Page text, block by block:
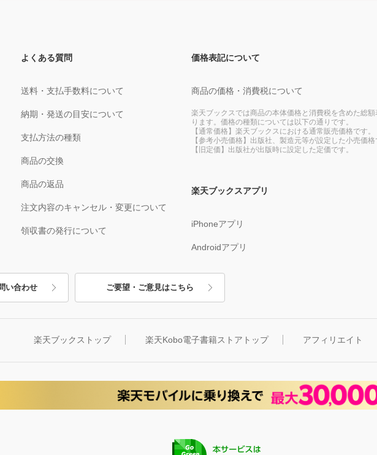
よくある質問
送料・支払手数料について
納期・発送の目安について
支払方法の種類
商品の交換
商品の返品
注文内容のキャンセル・変更について
領収書の発行について
価格表記について
商品の価格・消費税について
楽天ブックスでは商品の本体価格と消費税を含めた総額
ります。価格の種類については以下の通りです。
【通常価格】楽天ブックスにおける通常販売価格です。
【参考小売価格】出版社、製造元等が設定した小売価格
【旧定価】出版社が出版時に設定した定価です。
楽天ブックスアプリ
iPhoneアプリ
Androidアプリ
い合わせ ご要望・ご意見はこちら
楽天ブックストップ 楽天Kobo電子書籍ストアトップ アフィリエイト